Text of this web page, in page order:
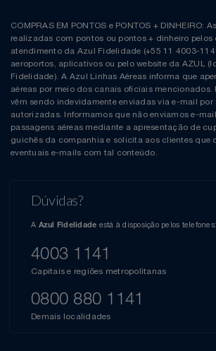
COMPRAS EM PONTOS e PONTOS + DINHEIRO:
realizadas com pontos ou pontos + dinheiro pelos
atendimento da Azul Fidelidade (+55 11 4003-
aeroportos, aplicativos ou pelo website da AZUL
Fidelidade). A Azul Linhas Aéreas informa que
aéreas por meio dos canais oficiais mencionados.
vêm sendo indevidamente enviadas via e-mail por
autorizadas. Informamos que não enviamos e-
passagens aéreas mediante a apresentação de
guichês da companhia e solicita aos clientes que
eventuais e-mails com tal conteúdo.
Dúvidas?
A Azul Fidelidade está à disposição pelos telefones:
4003 1141
Capitais e regiões metropolitanas
0800 880 1141
Demais localidades